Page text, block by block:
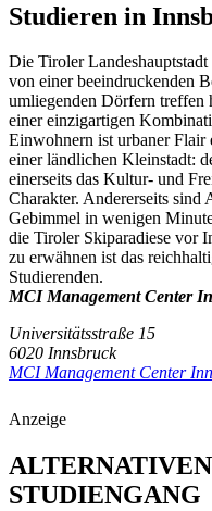
Studieren in
Die Tiroler
von einer beeindruckenden
umliegenden Dörfern
einer einzigartigen
Einwohnern ist urbaner Flair
einer ländlichen Kleinstadt:
einerseits das Kultur- und
Charakter. Andererseits
Gebimmel in wenigen
die Tiroler Skiparadiese vor
zu erwähnen ist das
Studierenden.
MCI Management Center
Universitätsstraße 15
6020 Innsbruck
MCI Management Center
Anzeige
STUDIENGANG